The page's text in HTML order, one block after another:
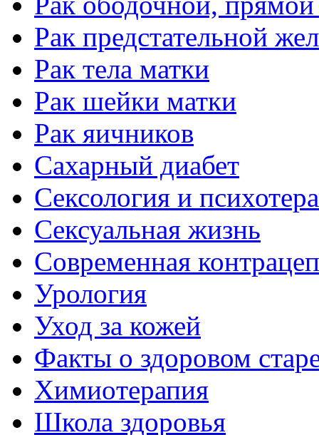
Рак предстательной
Рак тела матки
Рак шейки матки
Рак яичников
Сахарный диабет
Сексология и
Сексуальная жизнь
Современная
Урология
Уход за кожей
Факты о здоровом
Химиoтерапия
Школа здоровья